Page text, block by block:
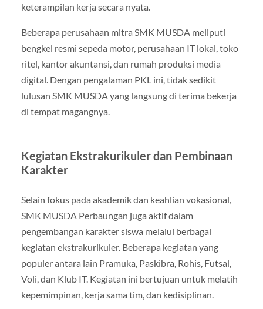
keterampilan kerja secara nyata.
Beberapa perusahaan mitra SMK MUSDA meliputi
bengkel resmi sepeda motor, perusahaan IT lokal, toko
ritel, kantor akuntansi, dan rumah produksi media
digital. Dengan pengalaman PKL ini, tidak sedikit
lulusan SMK MUSDA yang langsung di terima bekerja
di tempat magangnya.
Kegiatan Ekstrakurikuler dan Pembinaan
Karakter
Selain fokus pada akademik dan keahlian vokasional,
SMK MUSDA Perbaungan juga aktif dalam
pengembangan karakter siswa melalui berbagai
kegiatan ekstrakurikuler. Beberapa kegiatan yang
populer antara lain Pramuka, Paskibra, Rohis, Futsal,
Voli, dan Klub IT. Kegiatan ini bertujuan untuk melatih
kepemimpinan, kerja sama tim, dan kedisiplinan.